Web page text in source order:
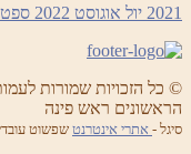
2021 יול אוגוסט 2022 ספט
© כל הזכויות שמורות
הראשונים ראש פינה
סיגל - אתרי אינטרנטשפשוט